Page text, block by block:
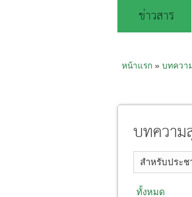
ข่าวสาร
หน้าแรก» บทควา
บทควา
สำหรับประ
ทั้งหมด